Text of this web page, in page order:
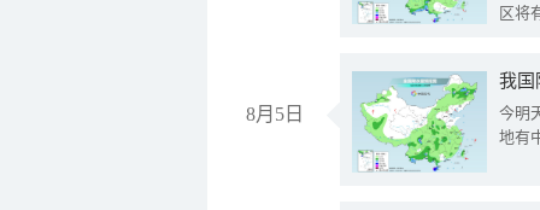
区将
8月5日
我国
今明
地有